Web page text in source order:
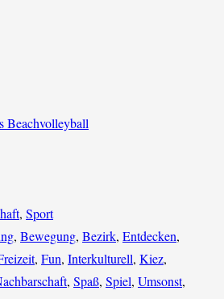
Beachvolleyball
, Sport
, Bewegung, Bezirk, Entdecken,
, Fun, Interkulturell, Kiez,
, Spaß, Spiel, Umsonst,